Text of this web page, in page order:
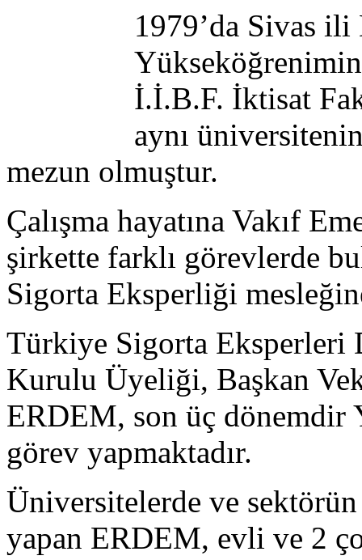
1979’da Sivas
İ.İ.B.F. İktisat
aynı
mezun olmuştur.
Çalışma hayatına Vakıf
şirkette farklı görevlerde
Sigorta Eksperliği
Türkiye Sigorta Eksperleri
Kurulu Üyeliği, Başkan
ERDEM, son üç dönemdir
görev yapmaktadır.
Üniversitelerde ve
yapan ERDEM, evli ve 2